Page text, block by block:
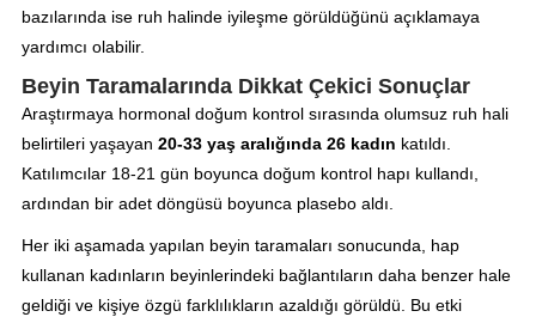
bazılarında ise ruh halinde iyileşme görüldüğünü açıklamaya
yardımcı olabilir.
Beyin Taramalarında Dikkat Çekici Sonuçlar
Araştırmaya hormonal doğum kontrol sırasında olumsuz ruh hali
belirtileri yaşayan 20-33 yaş aralığında 26 kadın katıldı.
Katılımcılar 18-21 gün boyunca doğum kontrol hapı kullandı,
ardından bir adet döngüsü boyunca plasebo aldı.
Her iki aşamada yapılan beyin taramaları sonucunda, hap
kullanan kadınların beyinlerindeki bağlantıların daha benzer hale
geldiği ve kişiye özgü farklılıkların azaldığı görüldü. Bu etki